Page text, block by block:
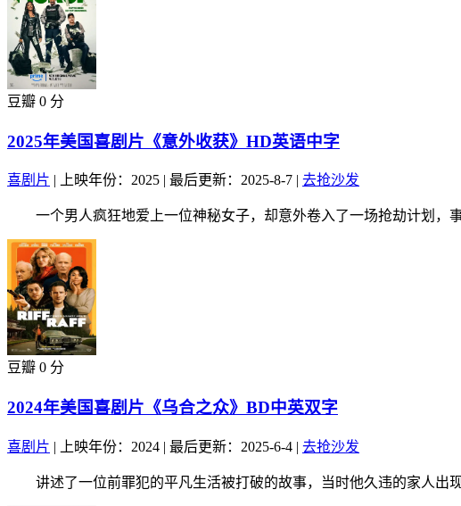
豆瓣 0 分
2025年美国喜剧片《意外收获》HD英语中字
喜剧片 | 上映年份：2025 | 最后更新：2025-8-7 | 去抢沙发
一个男人疯狂地爱上一位神秘女子，却意外卷入了一场抢劫计划，
豆瓣 0 分
2024年美国喜剧片《乌合之众》BD中英双字
喜剧片 | 上映年份：2024 | 最后更新：2025-6-4 | 去抢沙发
讲述了一位前罪犯的平凡生活被打破的故事，当时他久违的家人出